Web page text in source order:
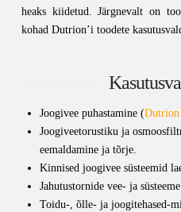
heaks kiidetud. Järgnevalt on
kohad Dutrion’i toodete
Joogivee puhastamine (Dutrion
Joogiveetorustiku ja
eemaldamine ja tõrje.
Kinnised joogivee süsteemid
Jahutustornide vee- ja
Toidu-, õlle- ja joogitehased-